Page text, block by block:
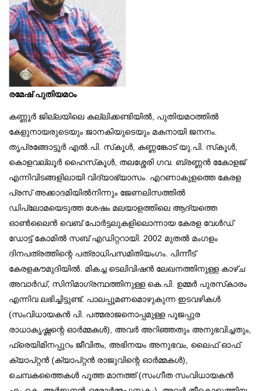
രമേഷ് പുതിയമഠം
കണ്ണൂര്‍ ജില്ലയിലെ കല്ലിക്കണ്ടിയില്‍, പുതിയമഠത്തില്‍
കേളുനായരുടെയും ജാനകിയുടെയും മകനായി ജനനം.
തൃപ്രങ്ങോട്ടൂര്‍ എല്‍.പി. സ്‌കൂള്‍, കണ്ണങ്കോട് യു.പി. സ്‌കൂള്‍,
കൊളവല്ലൂര്‍ ഹൈസ്‌കൂള്‍, തലശ്ശേരി ഗവ. ബ്രണ്ണന്‍ കോേളജ്
എന്നിവിടങ്ങളിലായി വിദ്യാഭ്യാസം. എറണാകുളത്തെ കേരള
പ്രസ് അക്കാദമിയില്‍നിന്നും ജേണലിസത്തില്‍
ഡിപ്ലോമയെടുത്ത ശേഷം മലയാളത്തിലെ ആദ്യത്തെ
ഓണ്‍ലൈന്‍ വെബ് പോര്‍ട്ടലുകളിലൊന്നായ കേരള വേള്‍ഡ്
ഡോട്ട് കോമില്‍ സബ് എഡിറ്ററായി. 2002 മുതല്‍ മംഗളം
ദിനപത്രത്തിന്റെ പത്രാധിപസമിതിയംഗം. പിന്നീട്
കേരളകൗമുദിയില്‍. മികച്ച ടെലിവിഷന്‍ ലേഖനത്തിനുള്ള കാഴ്ച
അവാര്‍ഡ്, സിനിമാഗ്രന്ഥത്തിനുള്ള കെ.പി. ഉമ്മര്‍ പുരസ്‌കാരം
എന്നിവ ലഭിച്ചിട്ടുണ്ട്. പാലപ്പൂമണമൊഴുകുന്ന ഇടവഴികള്‍
(സംവിധായകന്‍ പി. പത്മരാജനൊപ്പമുള്ള പൂജപ്പുര
രാധാകൃഷ്ണന്റെ ഓര്‍മ്മകള്‍), അവര്‍ അറിഞ്ഞതും അനുഭവിച്ചതും,
ഫ്രെയിമിനപ്പുറം ജീവിതം, അഭിനയം അനുഭവം, ലൈഫ് ഓഫ്
ക്യാപ്റ്റന്‍ (ക്യാപ്റ്റന്‍ രാജുവിന്റെ ഓര്‍മ്മകള്‍),
ചെമ്പകത്തൈകള്‍ പൂത്ത മാനത്ത് (സംഗീത സംവിധായകന്‍